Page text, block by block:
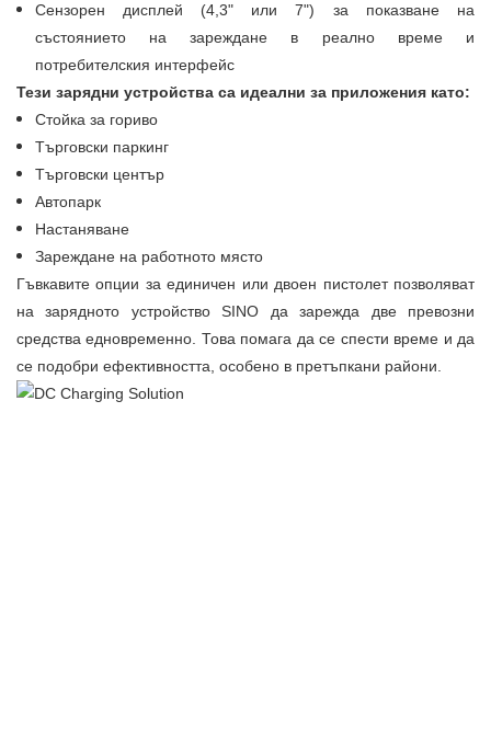
Сензорен дисплей (4,3" или 7") за показване на
състоянието на зареждане в реално време и
потребителския интерфейс
Тези зарядни устройства са идеални за приложения като:
Стойка за гориво
Търговски паркинг
Търговски център
Автопарк
Настаняване
Зареждане на работното място
Гъвкавите опции за единичен или двоен пистолет позволяват
на зарядното устройство SINO да зарежда две превозни
средства едновременно. Това помага да се спести време и да
се подобри ефективността, особено в претъпкани райони.